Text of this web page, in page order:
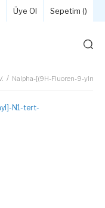
Üye Ol Sepetim ()
Nalpha-[(9H-Fluoren-9-